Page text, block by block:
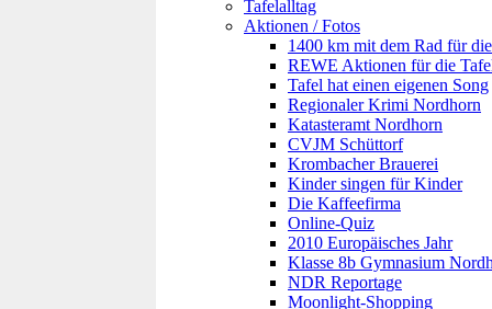
Tafelalltag
Aktionen / Fotos
1400 km mit dem Rad für
REWE Aktionen für die
Tafel hat einen eigenen Song
Regionaler Krimi Nordhorn
Katasteramt Nordhorn
CVJM Schüttorf
Krombacher Brauerei
Kinder singen für Kinder
Die Kaffeefirma
Online-Quiz
2010 Europäisches Jahr
Klasse 8b Gymnasium
NDR Reportage
Moonlight-Shopping